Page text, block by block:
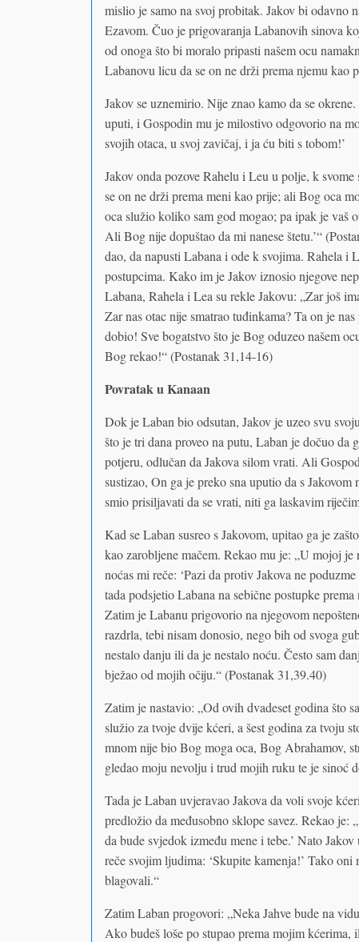
mislio je samo na svoj probitak. Jakov bi odavno
Ezavom. Čuo je prigovaranja Labanovih sinova
od onoga što bi moralo pripasti našem ocu
Labanovu licu da se on ne drži prema njemu kao
Jakov se uznemirio. Nije znao kamo da se
uputi, i Gospodin mu je milostivo odgovorio na
svojih otaca, u svoj zavičaj, i ja ću biti s tobom!’
Jakov onda pozove Rahelu i Leu u polje, k
se on ne drži prema meni kao prije; ali Bog oca
oca služio koliko sam god mogao; pa ipak je vaš
Ali Bog nije dopuštao da mi nanese štetu.’“
dao, da napusti Labana i ode k svojima. Rahela i
postupcima. Kako im je Jakov iznosio njegove
Labana, Rahela i Lea su rekle Jakovu: „Zar još
Zar nas otac nije smatrao tuđinkama? Ta on je
dobio! Sve bogatstvo što je Bog oduzeo našem
Bog rekao!“ (Postanak 31,14-16)
Povratak u Kanaan
Dok je Laban bio odsutan, Jakov je uzeo svu
što je tri dana proveo na putu, Laban je dočuo da
potjeru, odlučan da Jakova silom vrati. Ali
sustizao, On ga je preko sna uputio da s
smio prisiljavati da se vrati, niti ga laskavim
Kad se Laban susreo s Jakovom, upitao ga je
kao zarobljene mačem. Rekao mu je: „U mojoj
noćas mi reče: ‘Pazi da protiv Jakova ne
tada podsjetio Labana na sebične postupke
Zatim je Labanu prigovorio na njegovom
razdrla, tebi nisam donosio, nego bih od svoga
nestalo danju ili da je nestalo noću. Često sam
bježao od mojih očiju.“ (Postanak 31,39.40)
Zatim je nastavio: „Od ovih dvadeset godina što
služio za tvoje dvije kćeri, a šest godina za tvoju
mnom nije bio Bog moga oca, Bog Abrahamov,
gledao moju nevolju i trud mojih ruku te je sinoć
Tada je Laban uvjeravao Jakova da voli svoje
predložio da međusobno sklope savez. Rekao je:
da bude svjedok između mene i tebe.’ Nato
reče svojim ljudima: ‘Skupite kamenja!’ Tako
blagovali.“
Zatim Laban progovori: „Neka Jahve bude na
Ako budeš loše po stupao prema mojim